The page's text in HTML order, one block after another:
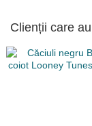
Clienții care